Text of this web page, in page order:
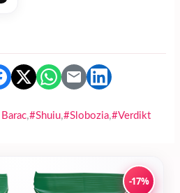
,#Shuiu,#Slobozia,#Verdikt
-17%